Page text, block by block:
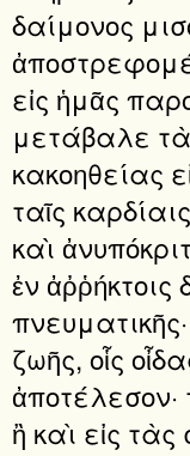
δαίμονος
εἰς ἡμᾶς
μετάβαλε
κακοηθείας
ταῖς
καὶ
ἐν ἀῤῥήκτοις
ζωῆς, οἷς
ἢ καὶ εἰς